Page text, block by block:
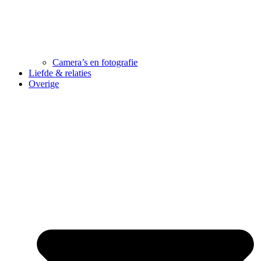
Camera’s en fotografie
Liefde & relaties
Overige